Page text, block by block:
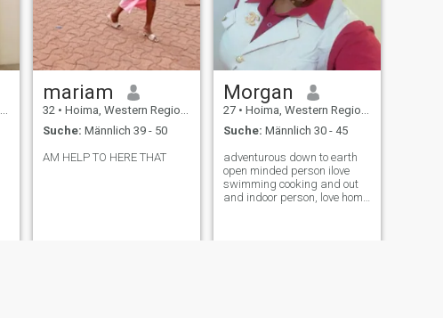
mariam
32 • Hoima, Western Region, Uganda
Suche: Männlich 39 - 50
AM HELP TO HERE THAT
Morgan
27 • Hoima, Western Region, Uganda
Suche: Männlich 30 - 45
adventurous down to earth
open minded person ilove
swimming cooking and out
and indoor person, love home